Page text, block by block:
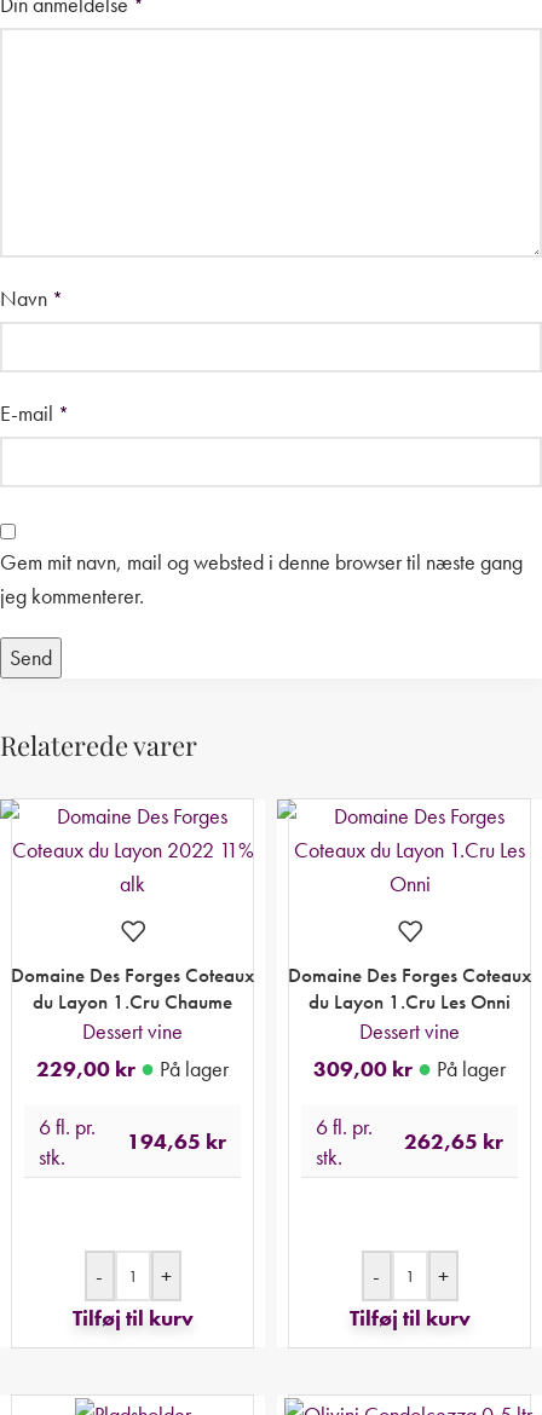
*
Navn *
E-mail *
Gem mit navn, mail og websted i denne browser til næste gang
jeg kommenterer.
Relaterede varer
Domaine Des Forges Coteaux
du Layon 1.Cru Chaume
Dessert vine
229,00 kr ● På lager
6 fl. pr.
stk.
194,65 kr
-
+
Tilføj til kurv
Domaine Des Forges Coteaux
du Layon 1.Cru Les Onni
Dessert vine
309,00 kr ● På lager
6 fl. pr.
stk.
262,65 kr
-
+
Tilføj til kurv